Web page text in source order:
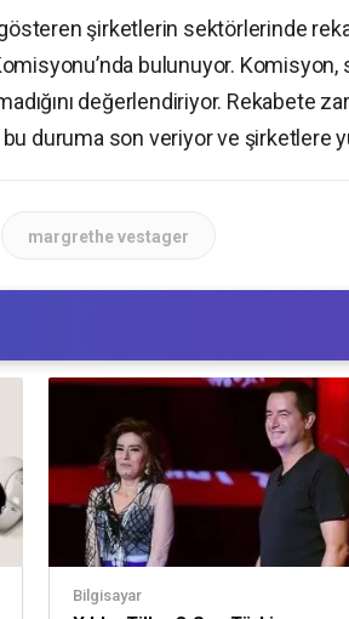
şirketlerin sektörlerinde
bulunuyor.
değerlendiriyor. Rekabete
duruma son veriyor ve şirketlere
margrethe vestager
Bilgisayar